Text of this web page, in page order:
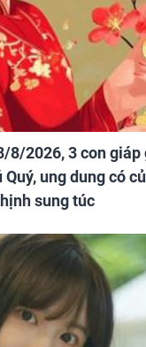
8/2026, 3 con
ung dung có
sung túc